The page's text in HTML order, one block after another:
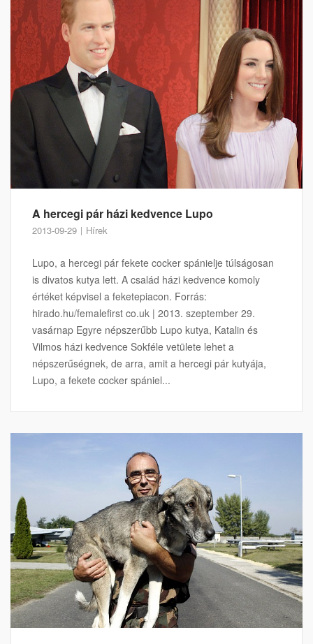
A hercegi pár házi kedvence Lupo
2013-09-29 Hírek
Lupo, a hercegi pár fekete cocker spánielje túlságosan
is divatos kutya lett. A család házi kedvence komoly
értéket képvisel a feketepiacon. Forrás:
hirado.hu/femalefirst co.uk | 2013. szeptember 29.
vasárnap Egyre népszerűbb Lupo kutya, Katalin és
Vilmos házi kedvence Sokféle vetülete lehet a
népszerűségnek, de arra, amit a hercegi pár kutyája,
Lupo, a fekete cocker spániel...